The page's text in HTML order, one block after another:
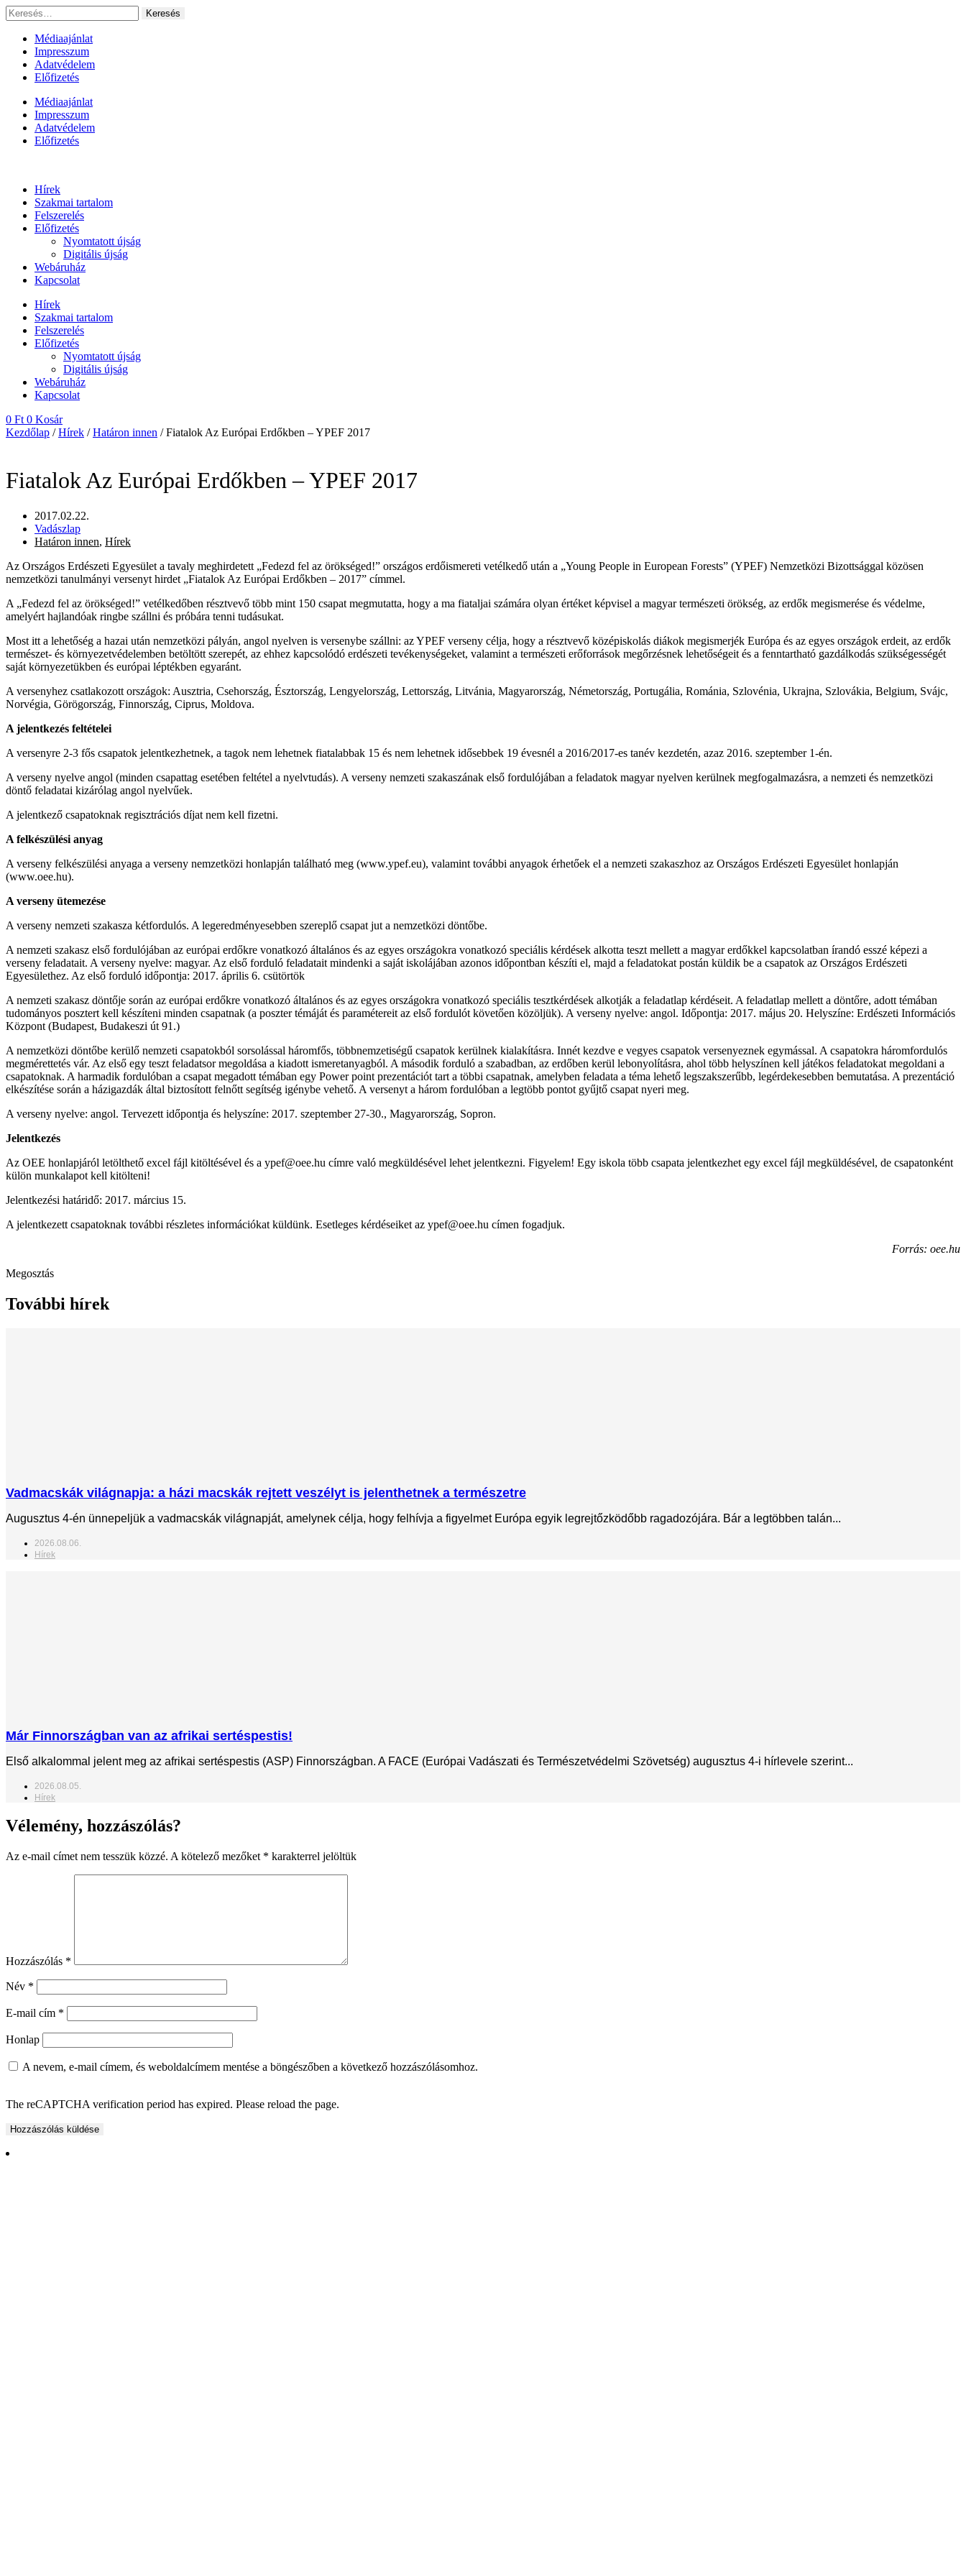
Ugrás
a
tartalomhoz
Keresés:
Médiaajánlat
Impresszum
Adatvédelem
Előfizetés
Médiaajánlat
Impresszum
Adatvédelem
Előfizetés
Hírek
Szakmai tartalom
Felszerelés
Előfizetés
Nyomtatott újság
Digitális újság
Webáruház
Kapcsolat
Hírek
Szakmai tartalom
Felszerelés
Előfizetés
Nyomtatott újság
Digitális újság
Webáruház
Kapcsolat
0 Ft 0 Kosár
Kezdőlap /Hírek /Határon innen / Fiatalok Az Európai Erdőkben – YPEF 2017
Fiatalok Az Európai Erdőkben – YPEF 2017
2017.02.22.
Vadászlap
Határon innen, Hírek
Az Országos Erdészeti Egyesület a tavaly meghirdetett „Fedezd fel az örökséged!” országos erdőismereti vetélkedő után a „Young People in European Forests” (YPEF) Nemzetközi Bizottsággal közösen
nemzetközi tanulmányi versenyt hirdet „Fiatalok Az Európai Erdőkben – 2017” címmel.
A „Fedezd fel az örökséged!” vetélkedőben résztvevő több mint 150 csapat megmutatta, hogy a ma fiataljai számára olyan értéket képvisel a magyar természeti örökség, az erdők megismerése és védelme,
amelyért hajlandóak ringbe szállni és próbára tenni tudásukat.
Most itt a lehetőség a hazai után nemzetközi pályán, angol nyelven is versenybe szállni: az YPEF verseny célja, hogy a résztvevő középiskolás diákok megismerjék Európa és az egyes országok erdeit, az erdők
természet- és környezetvédelemben betöltött szerepét, az ehhez kapcsolódó erdészeti tevékenységeket, valamint a természeti erőforrások megőrzésnek lehetőségeit és a fenntartható gazdálkodás szükségességét
saját környezetükben és európai léptékben egyaránt.
A versenyhez csatlakozott országok: Ausztria, Csehország, Észtország, Lengyelország, Lettország, Litvánia, Magyarország, Németország, Portugália, Románia, Szlovénia, Ukrajna, Szlovákia, Belgium, Svájc,
Norvégia, Görögország, Finnország, Ciprus, Moldova.
A jelentkezés feltételei
A versenyre 2-3 fős csapatok jelentkezhetnek, a tagok nem lehetnek fiatalabbak 15 és nem lehetnek idősebbek 19 évesnél a 2016/2017-es tanév kezdetén, azaz 2016. szeptember 1-én.
A verseny nyelve angol (minden csapattag esetében feltétel a nyelvtudás). A verseny nemzeti szakaszának első fordulójában a feladatok magyar nyelven kerülnek megfogalmazásra, a nemzeti és nemzetközi
döntő feladatai kizárólag angol nyelvűek.
A jelentkező csapatoknak regisztrációs díjat nem kell fizetni.
A felkészülési anyag
A verseny felkészülési anyaga a verseny nemzetközi honlapján található meg (www.ypef.eu), valamint további anyagok érhetőek el a nemzeti szakaszhoz az Országos Erdészeti Egyesület honlapján
(www.oee.hu).
A verseny ütemezése
A verseny nemzeti szakasza kétfordulós. A legeredményesebben szereplő csapat jut a nemzetközi döntőbe.
A nemzeti szakasz első fordulójában az európai erdőkre vonatkozó általános és az egyes országokra vonatkozó speciális kérdések alkotta teszt mellett a magyar erdőkkel kapcsolatban írandó esszé képezi a
verseny feladatait. A verseny nyelve: magyar. Az első forduló feladatait mindenki a saját iskolájában azonos időpontban készíti el, majd a feladatokat postán küldik be a csapatok az Országos Erdészeti
Egyesülethez. Az első forduló időpontja: 2017. április 6. csütörtök
A nemzeti szakasz döntője során az európai erdőkre vonatkozó általános és az egyes országokra vonatkozó speciális tesztkérdések alkotják a feladatlap kérdéseit. A feladatlap mellett a döntőre, adott témában
tudományos posztert kell készíteni minden csapatnak (a poszter témáját és paramétereit az első fordulót követően közöljük). A verseny nyelve: angol. Időpontja: 2017. május 20. Helyszíne: Erdészeti Információs
Központ (Budapest, Budakeszi út 91.)
A nemzetközi döntőbe kerülő nemzeti csapatokból sorsolással háromfős, többnemzetiségű csapatok kerülnek kialakításra. Innét kezdve e vegyes csapatok versenyeznek egymással. A csapatokra háromfordulós
megmérettetés vár. Az első egy teszt feladatsor megoldása a kiadott ismeretanyagból. A második forduló a szabadban, az erdőben kerül lebonyolításra, ahol több helyszínen kell játékos feladatokat megoldani a
csapatoknak. A harmadik fordulóban a csapat megadott témában egy Power point prezentációt tart a többi csapatnak, amelyben feladata a téma lehető legszakszerűbb, legérdekesebben bemutatása. A prezentáció
elkészítése során a házigazdák által biztosított felnőtt segítség igénybe vehető. A versenyt a három fordulóban a legtöbb pontot gyűjtő csapat nyeri meg.
A verseny nyelve: angol. Tervezett időpontja és helyszíne: 2017. szeptember 27-30., Magyarország, Sopron.
Jelentkezés
Az OEE honlapjáról letölthető excel fájl kitöltésével és a ypef@oee.hu címre való megküldésével lehet jelentkezni. Figyelem! Egy iskola több csapata jelentkezhet egy excel fájl megküldésével, de csapatonként
külön munkalapot kell kitölteni!
Jelentkezési határidő: 2017. március 15.
A jelentkezett csapatoknak további részletes információkat küldünk. Esetleges kérdéseiket az ypef@oee.hu címen fogadjuk.
Forrás: oee.hu
Megosztás
További hírek
Vadmacskák világnapja: a házi macskák rejtett veszélyt is jelenthetnek a természetre
Augusztus 4-én ünnepeljük a vadmacskák világnapját, amelynek célja, hogy felhívja a figyelmet Európa egyik legrejtőzködőbb ragadozójára. Bár a legtöbben talán...
2026.08.06.
Hírek
Már Finnországban van az afrikai sertéspestis!
Első alkalommal jelent meg az afrikai sertéspestis (ASP) Finnországban. A FACE (Európai Vadászati és Természetvédelmi Szövetség) augusztus 4-i hírlevele szerint...
2026.08.05.
Hírek
Vélemény, hozzászólás?
Az e-mail címet nem tesszük közzé. A kötelező mezőket * karakterrel jelöltük
Hozzászólás *
Név *
E-mail cím *
Honlap
A nevem, e-mail címem, és weboldalcímem mentése a böngészőben a következő hozzászólásomhoz.
The reCAPTCHA verification period has expired. Please reload the page.